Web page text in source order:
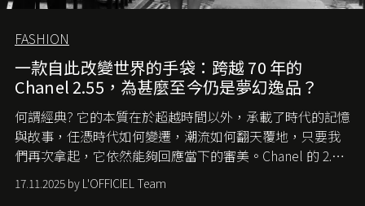
FASHION
一款自此改變世界的手袋：跨越 70 年的
Chanel 2.55，為甚麼至今仍是夢幻逸品？
何謂經典? 它的本質在於超越時間以外，承載了時代的記憶
與故事，任憑時代如何變遷，潮流如何翻天覆地，只要我
們再次拿起，它依然能夠回應當下的審美。Chanel 的 2.55
手袋更是這樣存在，自問世至今，一直有着舉足輕重的地
位。如果說每個女生的第一個夢想手袋是 Chanel，那 2.55
17.11.2025 by L'OFFICIEL Team